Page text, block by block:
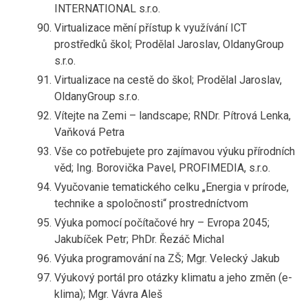
INTERNATIONAL s.r.o.
Virtualizace mění přístup k využívání ICT
prostředků škol; Prodělal Jaroslav, OldanyGroup
s.r.o.
Virtualizace na cestě do škol; Prodělal Jaroslav,
OldanyGroup s.r.o.
Vítejte na Zemi – landscape; RNDr. Pítrová Lenka,
Vaňková Petra
Vše co potřebujete pro zajímavou výuku přírodních
věd; Ing. Borovička Pavel, PROFIMEDIA, s.r.o.
Vyučovanie tematického celku „Energia v prírode,
technike a spoločnosti“ prostredníctvom
Výuka pomocí počítačové hry – Evropa 2045;
Jakubíček Petr; PhDr. Řezáč Michal
Výuka programování na ZŠ; Mgr. Velecký Jakub
Výukový portál pro otázky klimatu a jeho změn (e-
klima); Mgr. Vávra Aleš